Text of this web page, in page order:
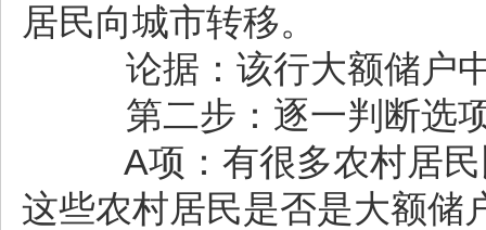
居民向城市转移。
论据：该行大额储户中
第二步：逐一判断选
A项：有很多农村居民
这些农村居民是否是大额储